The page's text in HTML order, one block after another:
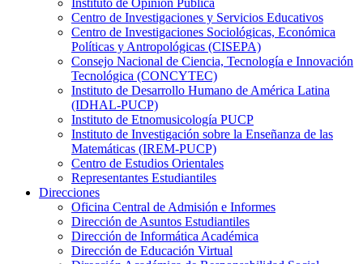
Instituto de Opinión Pública
Centro de Investigaciones y Servicios Educativos
Centro de Investigaciones Sociológicas, Económica
Políticas y Antropológicas (CISEPA)
Consejo Nacional de Ciencia, Tecnología e Innovación
Tecnológica (CONCYTEC)
Instituto de Desarrollo Humano de América Latina
(IDHAL-PUCP)
Instituto de Etnomusicología PUCP
Instituto de Investigación sobre la Enseñanza de las
Matemáticas (IREM-PUCP)
Centro de Estudios Orientales
Representantes Estudiantiles
Direcciones
Oficina Central de Admisión e Informes
Dirección de Asuntos Estudiantiles
Dirección de Informática Académica
Dirección de Educación Virtual